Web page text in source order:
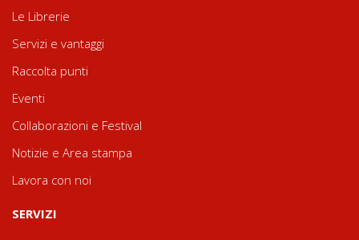
Le Librerie
Servizi e vantaggi
Raccolta punti
Eventi
Collaborazioni e Festival
Notizie e Area stampa
Lavora con noi
SERVIZI